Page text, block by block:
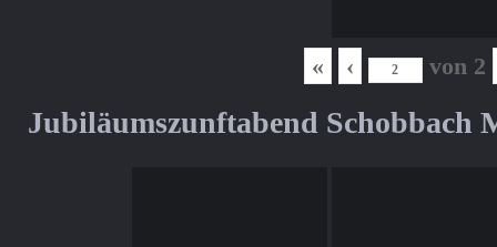
« ‹ von 2
Jubiläumszunftabend Schobbach